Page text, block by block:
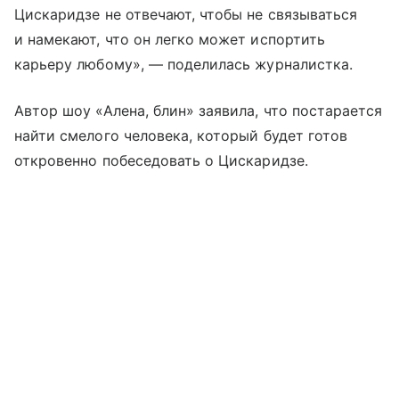
Цискаридзе не отвечают, чтобы не связываться
и намекают, что он легко может испортить
карьеру любому», — поделилась журналистка.
Автор шоу «Алена, блин» заявила, что постарается
найти смелого человека, который будет готов
откровенно побеседовать о Цискаридзе.